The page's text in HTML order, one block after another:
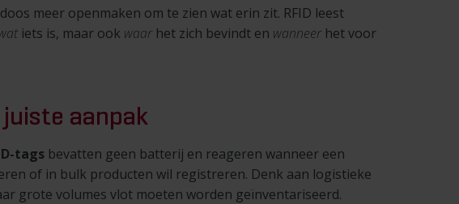
meer openmaken om te zien wat erin zit. RFID leest
iets is, maar ook waar het zich bevindt en wanneer het voor
aanpak
tags bevatten geen batterij en reageren wanneer een
of in bulk producten wil registreren. Denk aan logistieke
grote volumes vlot moeten worden geïnventariseerd.